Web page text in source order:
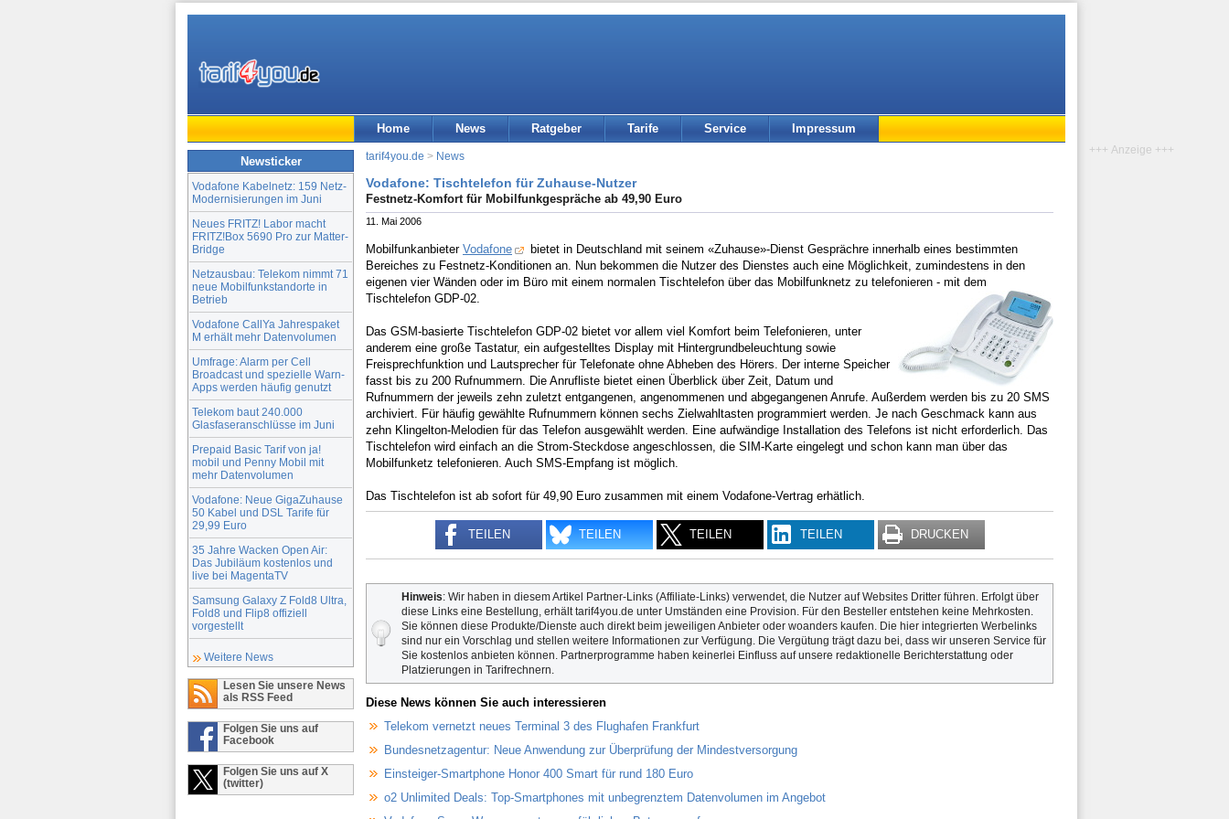
Home News Ratgeber Tarife Service Impressum
Newsticker
Vodafone Kabelnetz: 159 Netz-
Modernisierungen im Juni
Neues FRITZ! Labor macht
FRITZ!Box 5690 Pro zur Matter-
Bridge
Netzausbau: Telekom nimmt 71
neue Mobilfunkstandorte in
Betrieb
Vodafone CallYa Jahrespaket
M erhält mehr Datenvolumen
Umfrage: Alarm per Cell
Broadcast und spezielle Warn-
Apps werden häufig genutzt
Telekom baut 240.000
Glasfaseranschlüsse im Juni
Prepaid Basic Tarif von ja!
mobil und Penny Mobil mit
mehr Datenvolumen
Vodafone: Neue GigaZuhause
50 Kabel und DSL Tarife für
29,99 Euro
35 Jahre Wacken Open Air:
Das Jubiläum kostenlos und
live bei MagentaTV
Samsung Galaxy Z Fold8 Ultra,
Fold8 und Flip8 offiziell
vorgestellt
Weitere News
Lesen Sie unsere News
als RSS Feed
Folgen Sie uns auf
Facebook
Folgen Sie uns auf X
(twitter)
tarif4you.de > News
Vodafone: Tischtelefon für Zuhause-Nutzer
Festnetz-Komfort für Mobilfunkgespräche ab 49,90 Euro
11. Mai 2006
Mobilfunkanbieter Vodafone
bietet in Deutschland mit seinem «Zuhause»-Dienst Gesprächre innerhalb eines bestimmten
Bereiches zu Festnetz-Konditionen an. Nun bekommen die Nutzer des Dienstes auch eine Möglichkeit, zumindestens in den
eigenen vier Wänden oder im Büro mit einem normalen Tischtelefon über das Mobilfunknetz zu telefonieren - mit dem
Tischtelefon GDP-02.
Das GSM-basierte Tischtelefon GDP-02 bietet vor allem viel Komfort beim Telefonieren, unter
anderem eine große Tastatur, ein aufgestelltes Display mit Hintergrundbeleuchtung sowie
Freisprechfunktion und Lautsprecher für Telefonate ohne Abheben des Hörers. Der interne Speicher
fasst bis zu 200 Rufnummern. Die Anrufliste bietet einen Überblick über Zeit, Datum und
Rufnummern der jeweils zehn zuletzt entgangenen, angenommenen und abgegangenen Anrufe. Außerdem werden bis zu 20 SMS
archiviert. Für häufig gewählte Rufnummern können sechs Zielwahltasten programmiert werden. Je nach Geschmack kann aus
zehn Klingelton-Melodien für das Telefon ausgewählt werden. Eine aufwändige Installation des Telefons ist nicht erforderlich. Das
Tischtelefon wird einfach an die Strom-Steckdose angeschlossen, die SIM-Karte eingelegt und schon kann man über das
Mobilfunketz telefonieren. Auch SMS-Empfang ist möglich.
Das Tischtelefon ist ab sofort für 49,90 Euro zusammen mit einem Vodafone-Vertrag erhätlich.
TEILEN TEILEN TEILEN TEILEN DRUCKEN
Hinweis: Wir haben in diesem Artikel Partner-Links (Affiliate-Links) verwendet, die Nutzer auf Websites Dritter führen. Erfolgt über
diese Links eine Bestellung, erhält tarif4you.de unter Umständen eine Provision. Für den Besteller entstehen keine Mehrkosten.
Sie können diese Produkte/Dienste auch direkt beim jeweiligen Anbieter oder woanders kaufen. Die hier integrierten Werbelinks
sind nur ein Vorschlag und stellen weitere Informationen zur Verfügung. Die Vergütung trägt dazu bei, dass wir unseren Service für
Sie kostenlos anbieten können. Partnerprogramme haben keinerlei Einfluss auf unsere redaktionelle Berichterstattung oder
Platzierungen in Tarifrechnern.
Diese News können Sie auch interessieren
Telekom vernetzt neues Terminal 3 des Flughafen Frankfurt
Bundesnetzagentur: Neue Anwendung zur Überprüfung der Mindestversorgung
Einsteiger-Smartphone Honor 400 Smart für rund 180 Euro
o2 Unlimited Deals: Top-Smartphones mit unbegrenztem Datenvolumen im Angebot
+++ Anzeige +++